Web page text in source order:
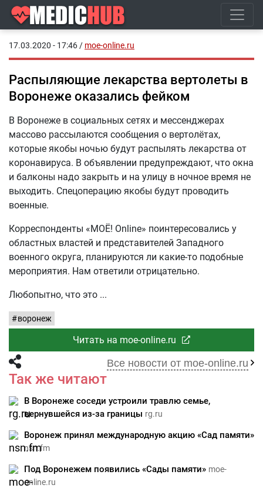
17.03.2020 - 17:46 / moe-online.ru
Распыляющие лекарства вертолеты в
Воронеже оказались фейком
В Воронеже в социальных сетях и мессенджерах
массово рассылаются сообщения о вертолётах,
которые якобы ночью будут распылять лекарства от
коронавируса. В объявлении предупреждают, что окна
и балконы надо закрыть и на улицу в ночное время не
выходить. Спецоперацию якобы будут проводить
военные.
Корреспонденты «МОЁ! Online» поинтересовались у
областных властей и представителей Западного
военного округа, планируются ли какие-то подобные
мероприятия. Нам ответили отрицательно.
Любопытно, что это
воронеж
Читать на moe-online.ru
Все новости от moe-online.ru
Так же читают
В Воронеже соседи устроили травлю семье,
вернувшейся из-за границы rg.ru
Воронеж принял международную акцию «Сад памяти»
nsn.fm
Под Воронежем появились «Сады памяти» moe-
online.ru